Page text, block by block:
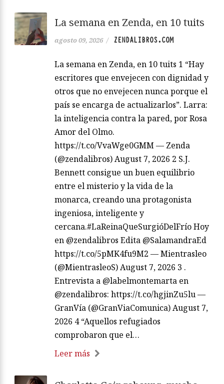
La semana en Zenda, en 10 tuits
agosto 09, 2026 / ZENDALIBROS.COM
La semana en Zenda, en 10 tuits 1 “Hay
escritores que envejecen con dignidad y
otros que no envejecen nunca porque el
país se encarga de actualizarlos”. Larra:
la inteligencia contra la pared, por Rosa
Amor del Olmo.
https://t.co/VvaWge0GMM — Zenda
(@zendalibros) August 7, 2026 2 S.J.
Bennett consigue un buen equilibrio
entre el misterio y la vida de la
monarca, creando una protagonista
ingeniosa, inteligente y
cercana.#LaReinaQueSurgióDelFrío Hoy
en @zendalibros Edita @SalamandraEd
https://t.co/5pMK4fu9M2 — Mientrasleo
(@MientrasleoS) August 7, 2026 3 .
Entrevista a @labelmontemarta en
@zendalibros: https://t.co/hgjinZu5lu —
GranVía (@GranViaComunica) August 7,
2026 4 “Aquellos refugiados
comprobaron que el…
Leer más